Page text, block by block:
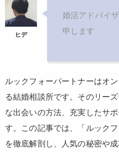
婚活アドバイ
申します
ルックフォーパートナーはオ
る結婚相談所です。そのリー
な出会いの方法、充実したサ
す。この記事では、「ルック
を徹底解剖し、人気の秘密や